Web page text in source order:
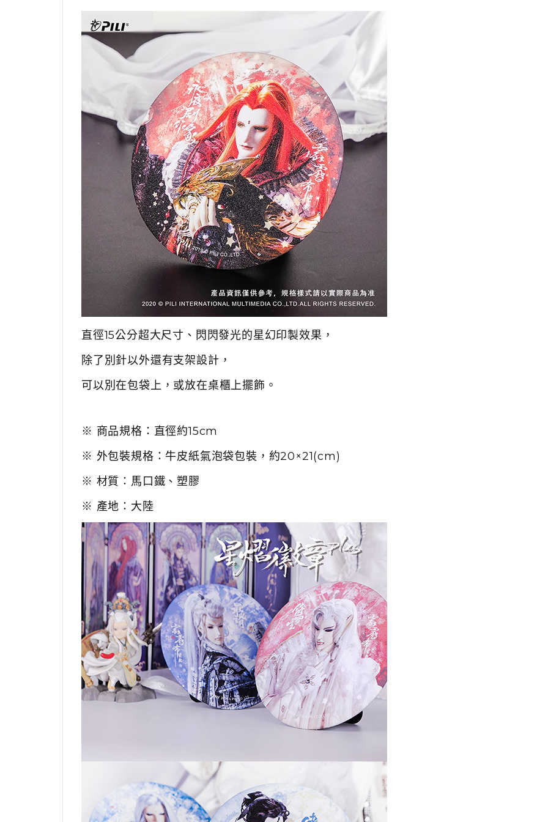
直徑15公分超大尺寸、閃閃發光的星幻印製效果，
除了別針以外還有支架設計，
可以別在包袋上，或放在桌櫃上擺飾。
※ 商品規格：直徑約15cm
※ 外包裝規格：牛皮紙氣泡袋包裝，約20×21(cm)
※ 材質：馬口鐵、塑膠
※ 產地：大陸